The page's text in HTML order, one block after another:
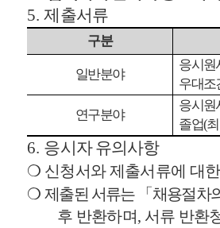
5.제출서류
구분
일반분야
응시원
우대조
연구분야
응시원
졸업(
6. 응시자 유의사항
❍ 신청서와 제출서류에 대
❍제출된 서류는 「 채용절차
후 반환하며, 서류 반환